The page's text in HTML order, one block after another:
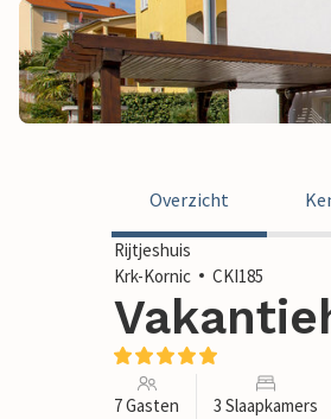
Overzicht
Rijtjeshuis
Krk-Kornic
CKI185
7 Gasten 3 Slaapkamers